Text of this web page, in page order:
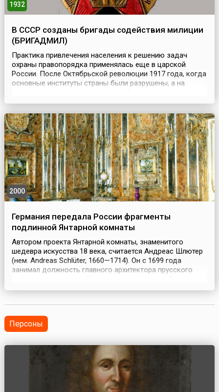
1932
В СССР созданы бригады содействия милиции
(БРИГАДМИЛ)
Практика привлечения населения к решению задач
охраны правопорядка применялась еще в царской
России. После Октябрьской революции 1917 года, когда
основные институты страны были разрушены, а на
времени, средств и сил, некоторые функции государства
были возложены на различные рабоче-крестьянские
формирован...
2000
Германия передала России фрагменты
подлинной Янтарной комнаты
Автором проекта Янтарной комнаты, знаменитого
шедевра искусства 18 века, считается Андреас Шлютер
(нем. Andreas Schlüter, 1660—1714). Он с 1699 года
занимал должность главного архитектора прусского
он решил использовать для отделки интерьера янтарь.
целей не применялся. Осуществлению оригинал...
Персоны